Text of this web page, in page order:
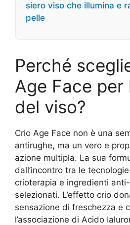
siero viso che illumina e
pelle
Perché
Age Face per
del viso?
Crio Age Face non è una
antirughe, ma un vero e
azione multipla. La sua
dall’incontro tra le
crioterapia e ingredienti
selezionati. L’effetto crio
sensazione di freschezza e
l’associazione di Acido